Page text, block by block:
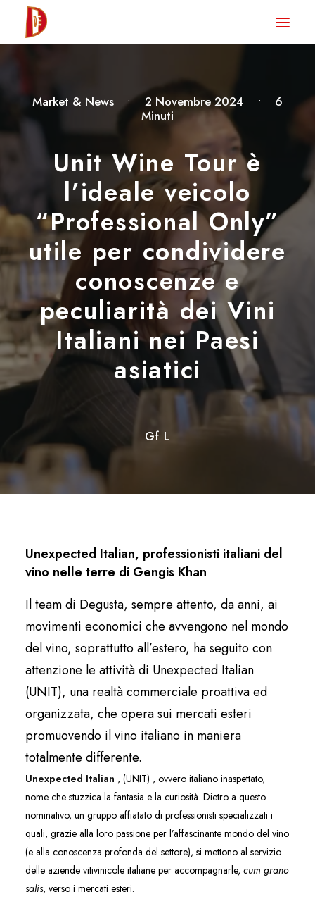
HOME
NEWS
DEGUSTA TV
LA RIVISTA
CONTATTI
CLUB DEGUSTA
STORE
RICERCA
Market & News • 2 Novembre 2024 •
6
Minuti
Unit Wine Tour è
l’ideale veicolo
“Professional Only”
utile per condividere
conoscenze e
peculiarità dei Vini
Italiani nei Paesi
asiatici
Gf L
Unexpected Italian, professionisti italiani del
vino nelle terre di Gengis Khan
Il team di Degusta, sempre attento, da anni, ai
movimenti economici che avvengono nel mondo
del vino, soprattutto all’estero, ha seguito con
attenzione le attività di Unexpected Italian
(UNIT), una realtà commerciale proattiva ed
organizzata, che opera sui mercati esteri
promuovendo il vino italiano in maniera
totalmente differente.
Unexpected Italian , (UNIT) , ovvero italiano inaspettato,
nome che stuzzica la fantasia e la curiosità. Dietro a questo
nominativo, un gruppo affiatato di professionisti specializzati i
quali, grazie alla loro passione per l’affascinante mondo del vino
(e alla conoscenza profonda del settore), si mettono al servizio
delle aziende vitivinicole italiane per accompagnarle, cum grano
salis, verso i mercati esteri.